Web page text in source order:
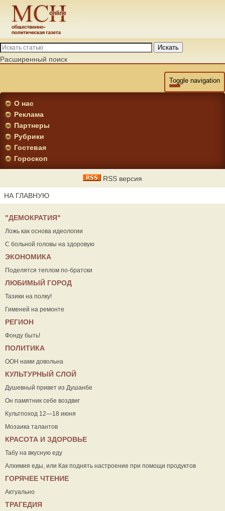
Искать
Расширенный поиск
Toggle navigation
О нас
Реклама
Партнеры
Рубрики
Гостевая
Гороскоп
RSS версия
НА ГЛАВНУЮ
"ДЕМОКРАТИЯ"
Ложь как основа идеологии
С больной головы на здоровую
ЭКОНОМИКА
Поделятся теплом по-братски
ЛЮБИМЫЙ ГОРОД
Тазики на полку!
Гименей на ремонте
РЕГИОН
Фонду быть!
ПОЛИТИКА
ООН нами довольна
КУЛЬТУРНЫЙ СЛОЙ
Душевный привет из Душанбе
Он памятник себе воздвиг
Культпоход 12—18 июня
Мозаика талантов
КРАСОТА И ЗДОРОВЬЕ
Табу на вкусную еду
Алхимия еды, или Как поднять настроение при помощи продуктов
ГОРЯЧЕЕ ЧТЕНИЕ
Актуально
ТРАГЕДИЯ